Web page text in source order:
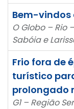
Bem-vindos
O Globo – Rio
Sabóia e
Frio fora de
turístico
prolongado
G1 – Região